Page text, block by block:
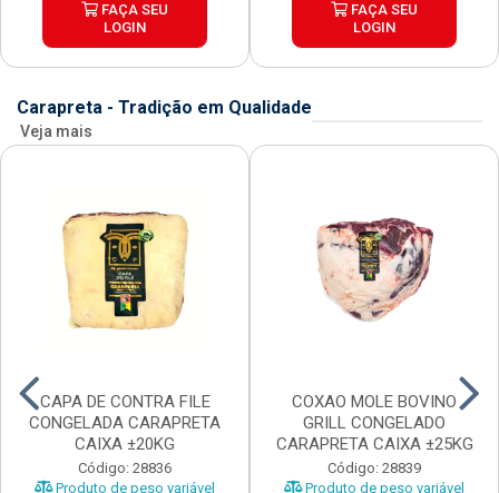
FAÇA SEU
LOGIN
FAÇA SEU
LOGIN
Carapreta - Tradição em Qualidade
Veja mais
CAPA DE CONTRA FILE
CONGELADA CARAPRETA
CAIXA ±20KG
Código: 28836
Produto de peso variável
COXAO MOLE BOVINO
GRILL CONGELADO
CARAPRETA CAIXA ±25KG
Código: 28839
Produto de peso variável